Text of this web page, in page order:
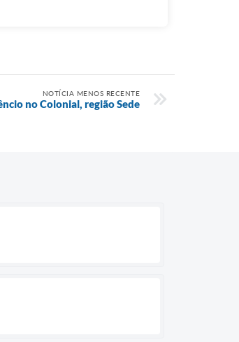
NOTÍCIA MENOS RECENTE
no Colonial, região Sede